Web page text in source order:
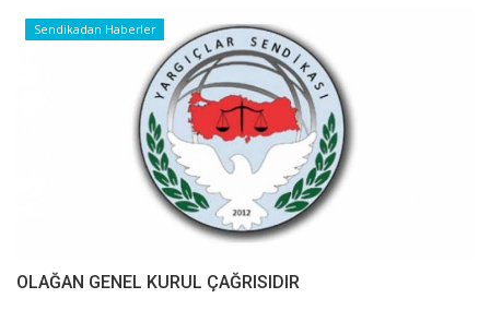
Sendikadan Haberler
OLAĞAN GENEL KURUL ÇAĞRISIDIR